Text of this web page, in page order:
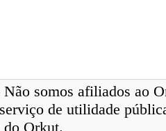
somos afiliados ao
de utilidade
do Orkut.